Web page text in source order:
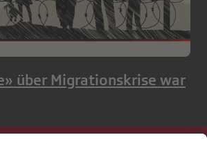
über Migrationskrise war